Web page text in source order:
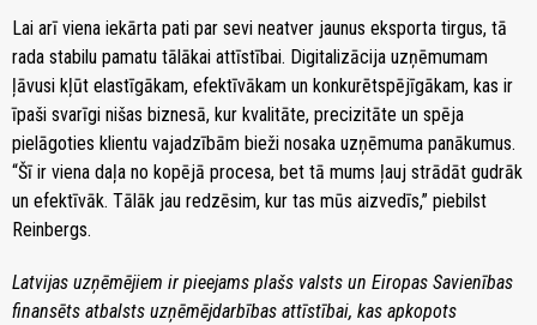
Lai arī viena iekārta pati par sevi neatver jaunus eksporta tirgus, tā
rada stabilu pamatu tālākai attīstībai. Digitalizācija uzņēmumam
ļāvusi kļūt elastīgākam, efektīvākam un konkurētspējīgākam, kas ir
īpaši svarīgi nišas biznesā, kur kvalitāte, precizitāte un spēja
pielāgoties klientu vajadzībām bieži nosaka uzņēmuma panākumus.
“Šī ir viena daļa no kopējā procesa, bet tā mums ļauj strādāt gudrāk
un efektīvāk. Tālāk jau redzēsim, kur tas mūs aizvedīs,” piebilst
Reinbergs.
Latvijas uzņēmējiem ir pieejams plašs valsts un Eiropas Savienības
finansēts atbalsts uzņēmējdarbības attīstībai, kas apkopots